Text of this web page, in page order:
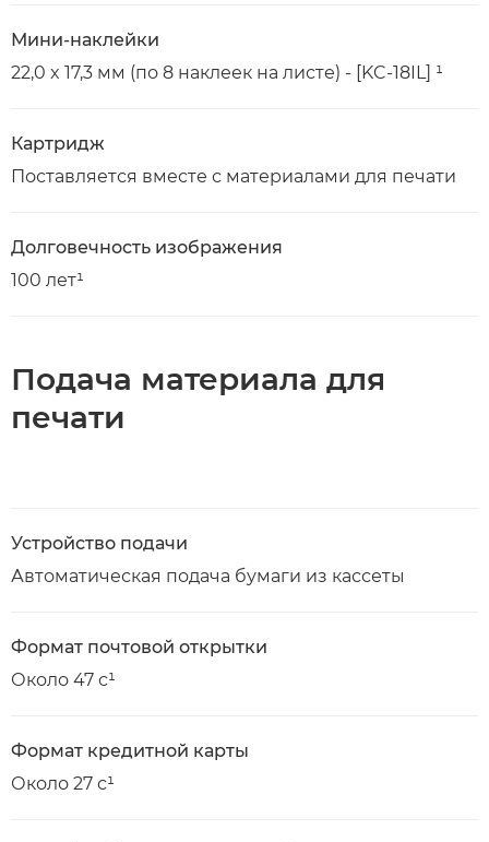
Мини-наклейки
22,0 x 17,3 мм (по 8 наклеек на листе) - [KC-18IL] ¹
Картридж
Поставляется вместе с материалами для печати
Долговечность изображения
100 лет¹
Подача материала для
печати
Устройство подачи
Автоматическая подача бумаги из кассеты
Формат почтовой открытки
Около 47 с¹
Формат кредитной карты
Около 27 с¹